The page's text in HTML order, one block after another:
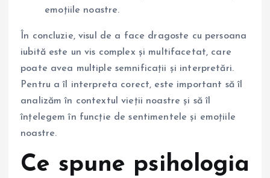
emoțiile noastre.
În concluzie, visul de a face dragoste cu persoana
iubită este un vis complex și multifacetat, care
poate avea multiple semnificații și interpretări.
Pentru a îl interpreta corect, este important să îl
analizăm în contextul vieții noastre și să îl
înțelegem în funcție de sentimentele și emoțiile
noastre.
Ce spune psihologia